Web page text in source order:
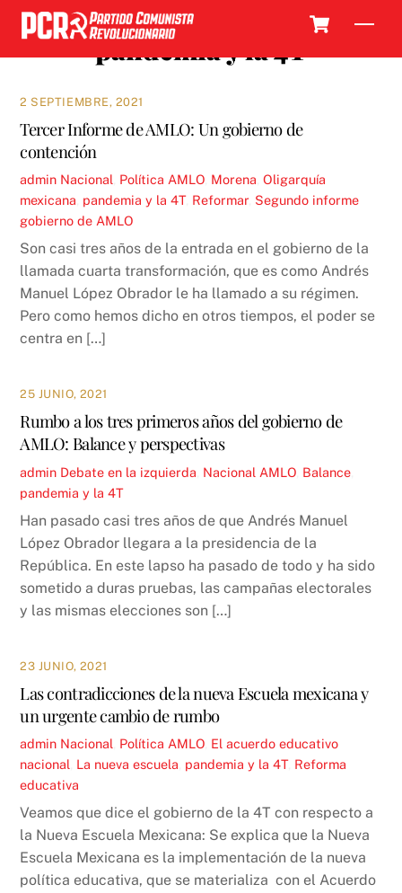
Skip
content
pandemia y la 4T
2 SEPTIEMBRE, 2021
Tercer Informe de AMLO: Un gobierno de
contención
admin Nacional Política AMLO Morena ,Oligarquía
mexicana pandemia y la 4T, Reformar, Segundo informe
gobierno de AMLO
Son casi tres años de la entrada en el gobierno de la
llamada cuarta transformación, que es como Andrés
Manuel López Obrador le ha llamado a su régimen.
Pero como hemos dicho en otros tiempos, el poder se
centra en […]
25 JUNIO, 2021
Rumbo a los tres primeros años del gobierno de
AMLO: Balance y perspectivas
admin Debate en la izquierda Nacional AMLO Balance
pandemia y la 4T
Han pasado casi tres años de que Andrés Manuel
López Obrador llegara a la presidencia de la
República. En este lapso ha pasado de todo y ha sido
sometido a duras pruebas, las campañas electorales
y las mismas elecciones son […]
23 JUNIO, 2021
Las contradicciones de la nueva Escuela mexicana y
un urgente cambio de rumbo
admin Nacional Política AMLO El acuerdo educativo
nacional La nueva escuela pandemia y la 4T, Reforma
educativa
Veamos que dice el gobierno de la 4T con respecto a
la Nueva Escuela Mexicana: Se explica que la Nueva
Escuela Mexicana es la implementación de la nueva
política educativa, que se materializa con el Acuerdo